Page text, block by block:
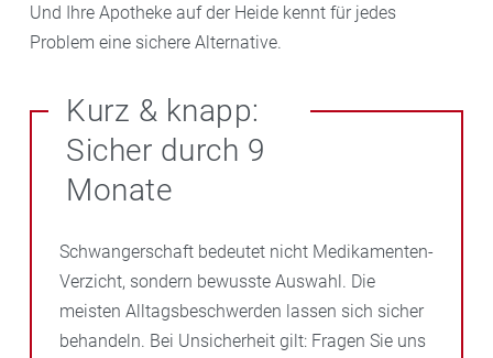
Und Ihre Apotheke auf der Heide kennt für jedes
Problem eine sichere Alternative.
Kurz & knapp:
Sicher durch 9
Monate
Schwangerschaft bedeutet nicht Medikamenten-
Verzicht, sondern bewusste Auswahl. Die
meisten Alltagsbeschwerden lassen sich sicher
behandeln. Bei Unsicherheit gilt: Fragen Sie uns